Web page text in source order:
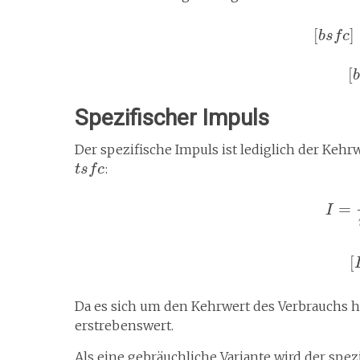
[bs fc]
[b
Spezifischer Impuls
Der spezifische Impuls ist lediglich der
ts fc:
I =
[I
Da es sich um den Kehrwert des
erstrebenswert.
Als eine gebräuchliche Variante wird der